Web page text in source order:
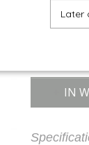
IN
Later